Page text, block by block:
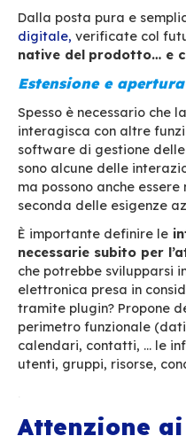
Gestione della
Photo bybruce mars from
Come confermato da
popolari per i